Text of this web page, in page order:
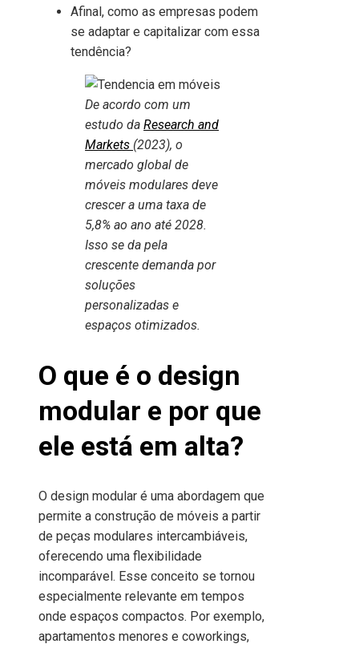
Afinal, como as empresas podem
se adaptar e capitalizar com essa
tendência?
De acordo com um
estudo daResearch and
Markets (2023), o
mercado global de
móveis modulares deve
crescer a uma taxa de
5,8% ao ano até 2028.
Isso se da pela
crescente demanda por
soluções
personalizadas e
espaços otimizados.
O que é o design
modular e por que
ele está em alta?
O design modular é uma abordagem que
permite a construção de móveis a partir
de peças modulares intercambiáveis,
oferecendo uma flexibilidade
incomparável. Esse conceito se tornou
especialmente relevante em tempos
onde espaços compactos. Por exemplo,
apartamentos menores e coworkings,